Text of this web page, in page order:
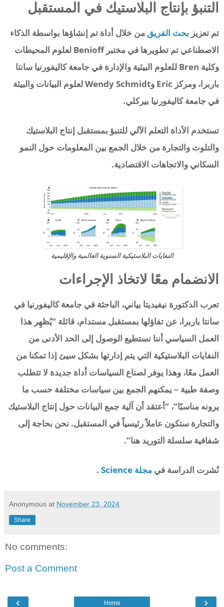
التنبؤ بإنتاج البلاستيك في المستقبل
تم تعزيز بحث الفريق من خلال أداة تم إنشاؤها بواسطة الذكاء
الاصطناعي تم تطويرها في مختبر Benioff لعلوم المحيطات
وكلية Bren للعلوم البيئية والإدارة في جامعة كاليفورنيا سانتا
باربرا، ومركز Eric وWendy Schmidt لعلوم البيانات والبيئة
في جامعة كاليفورنيا بيركلي.
تستخدم الأداة التعلم الآلي للتنبؤ بمستقبل إنتاج البلاستيك
والتلوث والتجارة من خلال الجمع بين المعلومات حول النمو
السكاني والاتجاهات الاقتصادية.
النفايات البلاستيكية السنوية العالمية والإقليمية
الانضمام معًا لاتخاذ الإجراءات
تعرب الدكتورة نيفيديتا بياني، الباحثة في جامعة كاليفورنيا في
سانتا باربرا، عن تفاؤلها بمستقبل مستدام، قائلة “يُظهِر هذا
العمل السياسي أننا نستطيع الوصول إلى الحد الأدنى من
النفايات البلاستيكية التي يتم إدارتها بشكل سيئ إذا تمكنا من
العمل معًا، وهذا يوفر لصناع السياسات أداة جديدة لا تتطلب
وصفة طبية – يمكنهم الجمع بين سياسات مختلفة حسب ما
يرونه مناسبًا”، “أعتقد أن آلية جمع البيانات حول إنتاج البلاستيك
والتجارة ستكون عاملاً رئيسياً في المستقبل. نحن بحاجة إلى
شفافية سلسلة التوريد هنا”.
نُشرت الدراسة في مجلة Science .
Anonymous at November 23, 2024
Share
No comments:
Post a Comment
‹ ›
Home